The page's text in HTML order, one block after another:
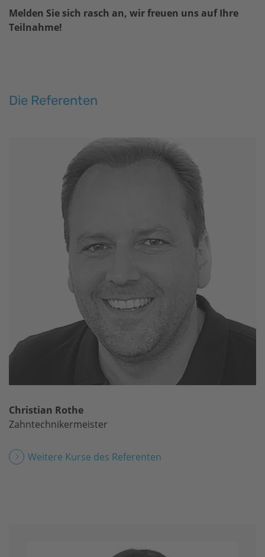
Melden Sie sich rasch an, wir freuen uns auf Ihre
Teilnahme!
Die Referenten
Christian Rothe
Zahntechnikermeister
Weitere Kurse des Referenten